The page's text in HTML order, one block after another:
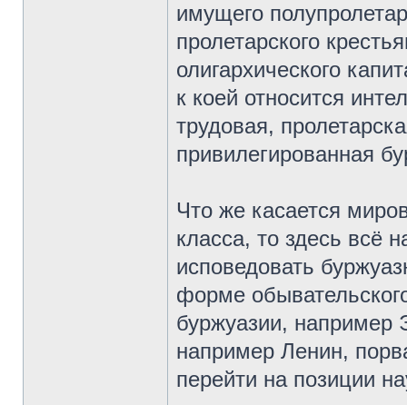
имущего
пролетарского
олигархического
к коей относится
трудовая,
привилегированная
Что же касается
класса, то здесь всё
исповедовать
форме
буржуазии, например
например Ленин,
перейти на позиции